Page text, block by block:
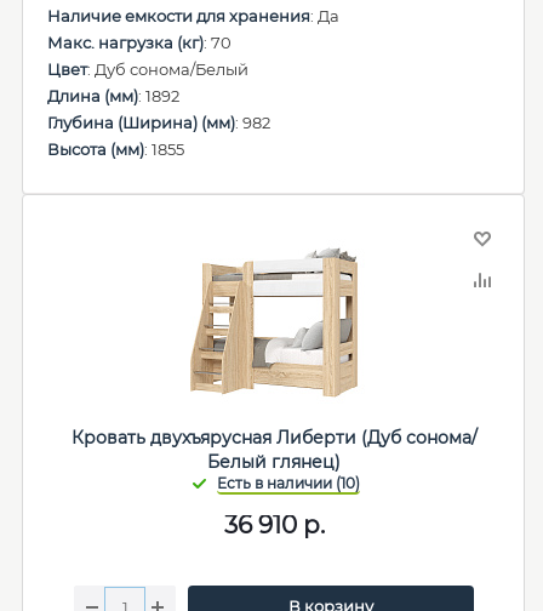
Наличие емкости для хранения: Да
Макс. нагрузка (кг): 70
Цвет: Дуб сонома/Белый
Длина (мм): 1892
Глубина (Ширина) (мм): 982
Высота (мм): 1855
Кровать двухъярусная Либерти (Дуб сонома/
Белый глянец)
36 910р.
В корзину